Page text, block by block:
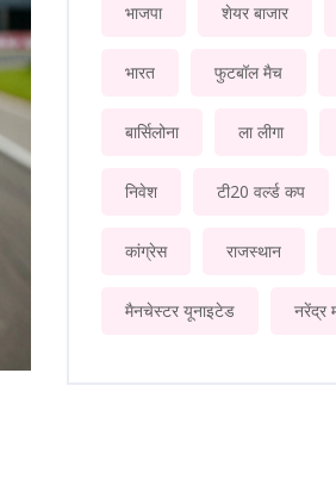
भाजपा शेयर बाजार
भारत फुटबॉल मैच
बार्सिलोना ला लीगा
निवेश टी20 वर्ल्ड कप
कांग्रेस राजस्थान
मैनचेस्टर यूनाइटेड नरेंद्र